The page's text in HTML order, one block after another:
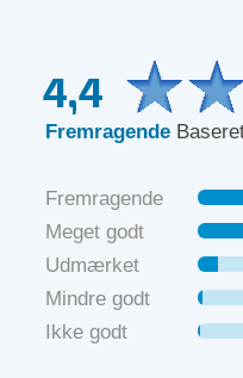
4,4
Fremragende
Fremragende
Meget godt
Udmærket
Mindre godt
Ikke godt